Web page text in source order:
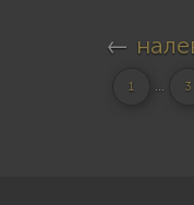
←
1 ... 3